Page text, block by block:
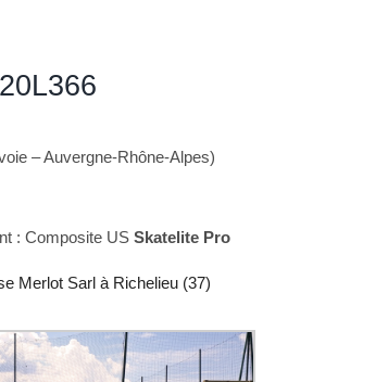
– Auvergne-Rhône-Alpes)
: Composite US Skatelite Pro
Merlot Sarl à Richelieu (37)